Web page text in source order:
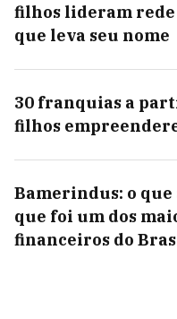
filhos lideram rede
que leva seu nome
30 franquias a
filhos
Bamerindus: o que
que foi um dos
financeiros do